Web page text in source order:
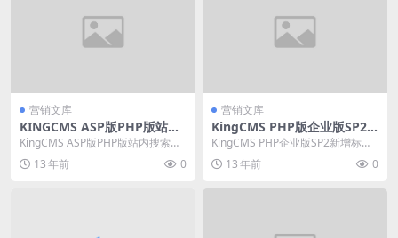
营销文库
KINGCMS ASP版PHP版站内
搜索代码
KingCMS ASP版PHP版站内搜索代
码,下面的搜索代码为ASP版，PHP
版...13 年前 0
营销文库
KingCMS PHP版企业版SP2
新增标签
KingCMS PHP企业版SP2新增标
签 KingCMS PHP版企业版SP2...
13 年前 0